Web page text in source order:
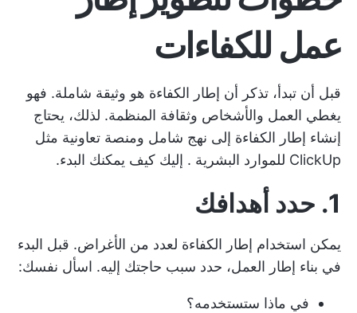
عمل للكفاءات
قبل أن تبدأ، تذكر أن إطار الكفاءة هو وثيقة شاملة. فهو
يغطي العمل والأشخاص وثقافة المنظمة. لذلك، يحتاج
إنشاء إطار الكفاءة إلى نهج شامل ومنصة تعاونية مثل
ClickUp للموارد البشرية
. إليك كيف يمكنك البدء.
1. حدد أهدافك
يمكن استخدام إطار الكفاءة لعدد من الأغراض. قبل البدء
في بناء إطار العمل، حدد سبب حاجتك إليه. اسأل نفسك:
في ماذا ستستخدمه؟